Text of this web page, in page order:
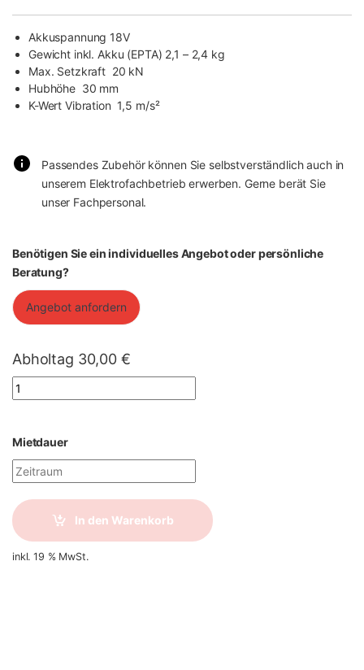
Akkuspannung 18V
Gewicht inkl. Akku (EPTA) 2,1 – 2,4 kg
Max. Setzkraft 20 kN
Hubhöhe 30 mm
K-Wert Vibration 1,5 m/s²
Passendes Zubehör können Sie selbstverständlich auch in
unserem Elektrofachbetrieb erwerben. Gerne berät Sie
unser Fachpersonal.
Benötigen Sie ein individuelles Angebot oder persönliche
Beratung?
Angebot anfordern
Abholtag 30,00 €
Quantity
Mietdauer
In den Warenkorb
inkl. 19 % MwSt.